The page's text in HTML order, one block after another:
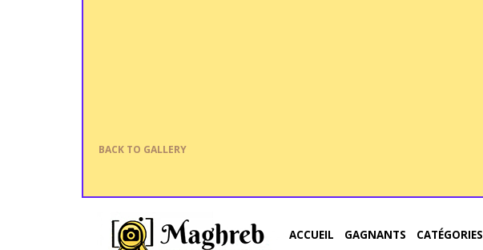
BACK TO GALLERY
ACCUEIL GAGNANTS CATÉGORIES